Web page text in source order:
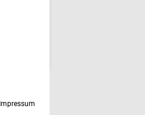
Impressum